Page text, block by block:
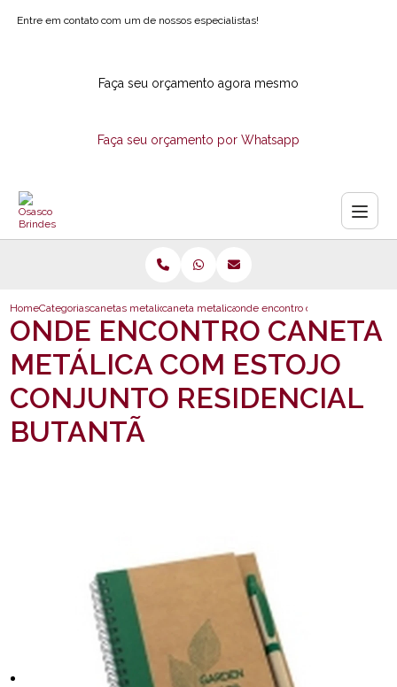
Entre em contato com um de nossos especialistas!
Faça seu orçamento agora mesmo
Faça seu orçamento por Whatsapp
HomeCategoriascanetas metalicascaneta metalica para brindesonde encontro caneta metalica
ONDE ENCONTRO CANETA
METÁLICA COM ESTOJO
CONJUNTO RESIDENCIAL
BUTANTÃ